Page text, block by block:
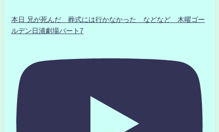
本日 兄が死んだ 葬式には行かなかった などなど 木曜ゴー
ルデン日浦劇場パート7